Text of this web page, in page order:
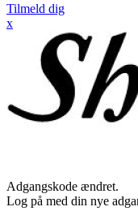
Tilmeld dig
x
Adgangskode ændret.
Log på med din nye